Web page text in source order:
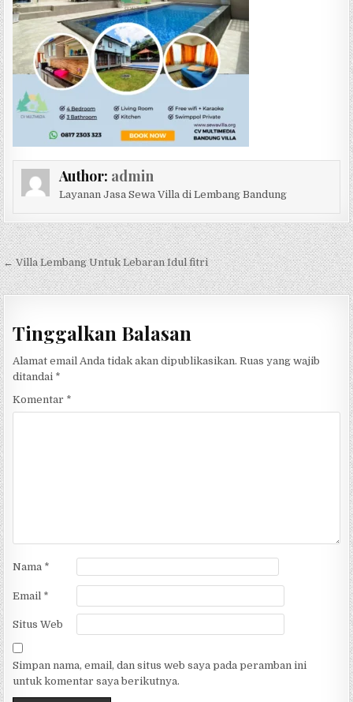
Author: admin
Layanan Jasa Sewa Villa di Lembang Bandung
Navigasi pos
← Villa Lembang Untuk Lebaran Idul fitri
Tinggalkan Balasan
Alamat email Anda tidak akan dipublikasikan. Ruas yang wajib
ditandai *
Komentar *
Nama *
Email *
Situs Web
Simpan nama, email, dan situs web saya pada peramban ini
untuk komentar saya berikutnya.